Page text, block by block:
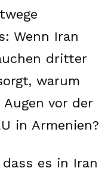
Wenn Iran
dritter
warum
vor der
in Armenien?
es in Iran